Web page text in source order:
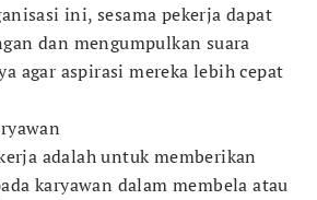
ini, sesama pekerja dapat
dan mengumpulkan suara
agar aspirasi mereka lebih cepat
adalah untuk memberikan
karyawan dalam membela atau